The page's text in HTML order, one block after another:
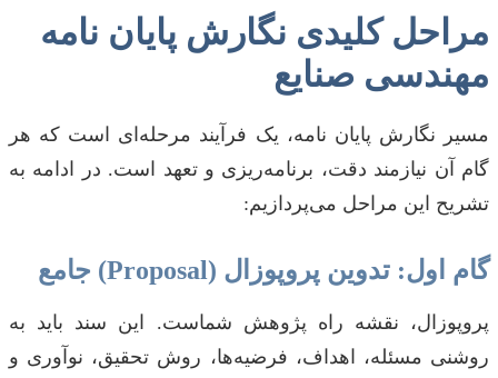
مراحل کلیدی نگارش پایان نامه
مهندسی صنایع
مسیر نگارش پایان نامه، یک فرآیند مرحله‌ای است که هر
گام آن نیازمند دقت، برنامه‌ریزی و تعهد است. در ادامه به
تشریح این مراحل می‌پردازیم:
گام اول: تدوین پروپوزال (Proposal) جامع
پروپوزال، نقشه راه پژوهش شماست. این سند باید به
روشنی مسئله، اهداف، فرضیه‌ها، روش تحقیق، نوآوری و